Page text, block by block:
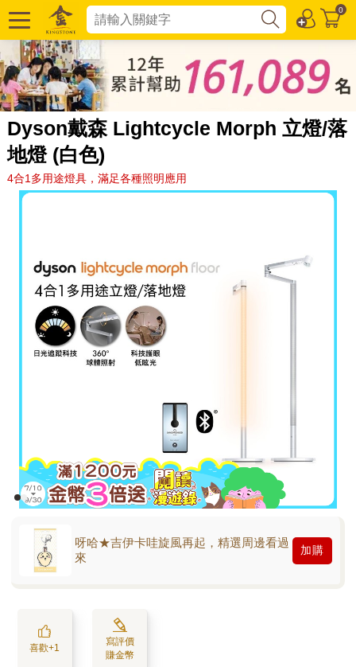
0
Dyson戴森 Lightcycle Morph 立燈/落
地燈 (白色)
4合1多用途燈具，滿足各種照明應用
呀哈★吉伊卡哇旋風再起，精選周邊看過
來
加購
喜歡+1
寫評價
賺金幣